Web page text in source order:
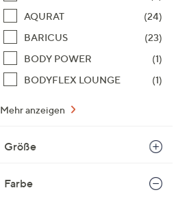
AQURAT
(24)
BARICUS
(23)
BODY POWER
(1)
BODYFLEX LOUNGE
(1)
Mehr anzeigen
Größe
Farbe